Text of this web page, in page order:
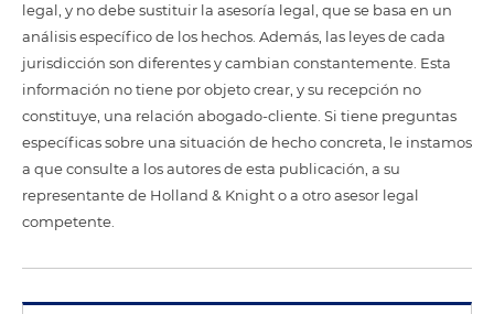
legal, y no debe sustituir la asesoría legal, que se basa en un
análisis específico de los hechos. Además, las leyes de cada
jurisdicción son diferentes y cambian constantemente. Esta
información no tiene por objeto crear, y su recepción no
constituye, una relación abogado-cliente. Si tiene preguntas
específicas sobre una situación de hecho concreta, le instamos
a que consulte a los autores de esta publicación, a su
representante de Holland & Knight o a otro asesor legal
competente.